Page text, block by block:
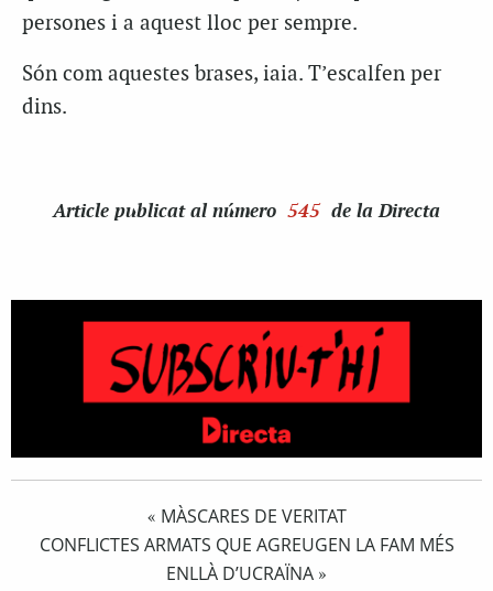
persones i a aquest lloc per sempre.
Són com aquestes brases, iaia. T’escalfen per
dins.
Article publicat al número 545 de la Directa
« MÀSCARES DE VERITAT
CONFLICTES ARMATS QUE AGREUGEN LA FAM MÉS
ENLLÀ D’UCRAÏNA »